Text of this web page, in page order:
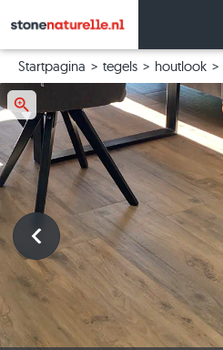
Startpagina tegels houtlook